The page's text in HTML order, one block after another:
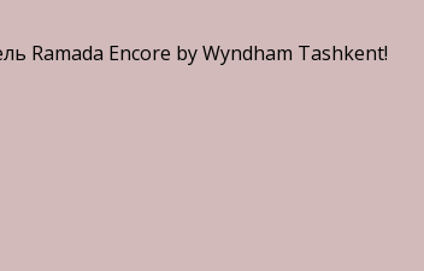
Ramada Encore by Wyndham Tashkent!